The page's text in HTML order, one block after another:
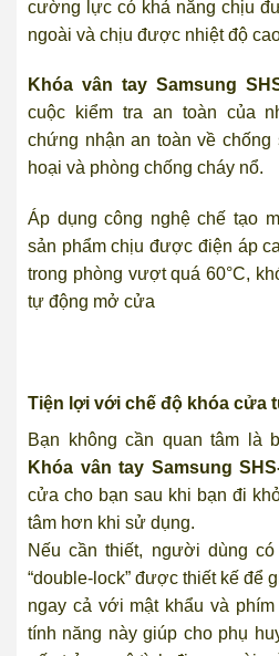
cường lực có khả năng chịu
ngoài và chịu được nhiệt độ
Khóa vân tay Samsung
cuộc kiểm tra an toàn của
chứng nhận an toàn về
hoại và phòng chống cháy nổ.
Áp dụng công nghệ chế tạo
sản phẩm chịu được điện áp
trong phòng vượt quá 60°C,
tự động mở cửa
Tiện lợi với chế độ khóa cửa
Bạn không cần quan tâm là
Khóa vân tay Samsung
cửa cho bạn sau khi bạn đi
tâm hơn khi sử dụng.
Nếu cần thiết, người dùng
“double-lock” được thiết kế để
ngay cả với mật khẩu và
tính năng này giúp cho phụ